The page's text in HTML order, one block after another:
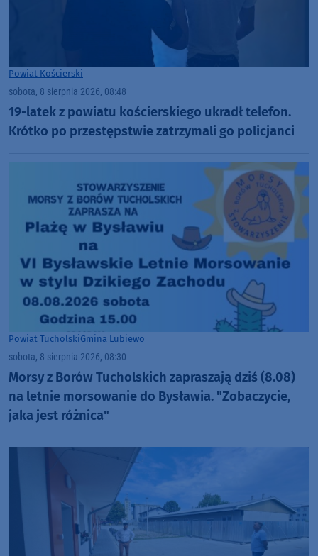
Powiat Kościerski
sobota, 8 sierpnia 2026, 08:48
19-latek z powiatu kościerskiego ukradł telefon.
Krótko po przestępstwie zatrzymali go policjanci
Powiat TucholskiGmina Lubiewo
sobota, 8 sierpnia 2026, 08:30
Morsy z Borów Tucholskich zapraszają dziś (8.08)
na letnie morsowanie do Bysławia. "Zobaczycie,
jaka jest różnica"